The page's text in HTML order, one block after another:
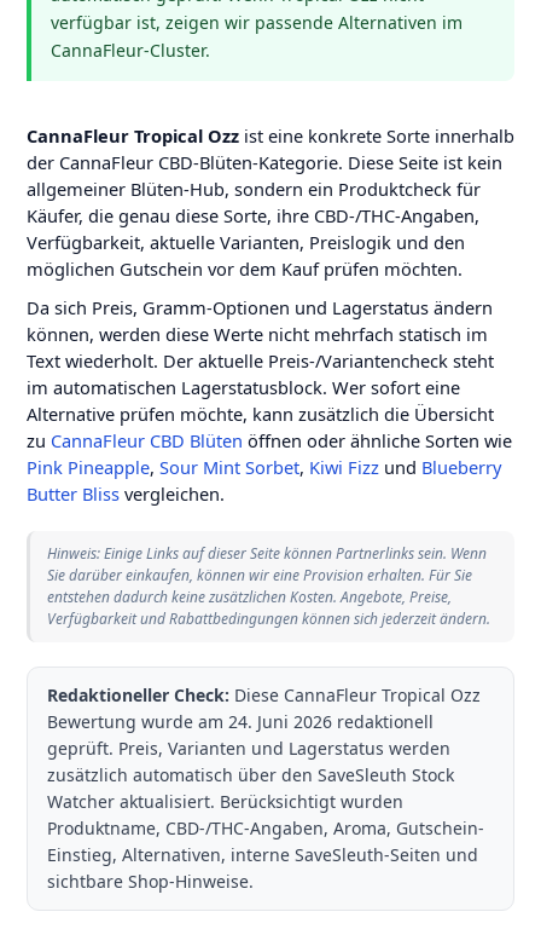
verfügbar ist, zeigen wir passende Alternativen im
CannaFleur-Cluster.
CannaFleur Tropical Ozzist eine konkrete Sorte innerhalb
der CannaFleur CBD-Blüten-Kategorie. Diese Seite ist kein
allgemeiner Blüten-Hub, sondern ein Produktcheck für
Käufer, die genau diese Sorte, ihre CBD-/THC-Angaben,
Verfügbarkeit, aktuelle Varianten, Preislogik und den
möglichen Gutschein vor dem Kauf prüfen möchten.
Da sich Preis, Gramm-Optionen und Lagerstatus ändern
können, werden diese Werte nicht mehrfach statisch im
Text wiederholt. Der aktuelle Preis-/Variantencheck steht
im automatischen Lagerstatusblock. Wer sofort eine
Alternative prüfen möchte, kann zusätzlich die Übersicht
zu CannaFleur CBD Blüten öffnen oder ähnliche Sorten wie
Pink Pineapple, Sour Mint Sorbet, Kiwi Fizzund Blueberry
Butter Blissvergleichen.
Hinweis: Einige Links auf dieser Seite können Partnerlinks sein. Wenn
Sie darüber einkaufen, können wir eine Provision erhalten. Für Sie
entstehen dadurch keine zusätzlichen Kosten. Angebote, Preise,
Verfügbarkeit und Rabattbedingungen können sich jederzeit ändern.
Redaktioneller Check: Diese CannaFleur Tropical Ozz
Bewertung wurde am 24. Juni 2026redaktionell
geprüft. Preis, Varianten und Lagerstatus werden
zusätzlich automatisch über den SaveSleuth Stock
Watcher aktualisiert. Berücksichtigt wurden
Produktname, CBD-/THC-Angaben, Aroma, Gutschein-
Einstieg, Alternativen, interne SaveSleuth-Seiten und
sichtbare Shop-Hinweise.